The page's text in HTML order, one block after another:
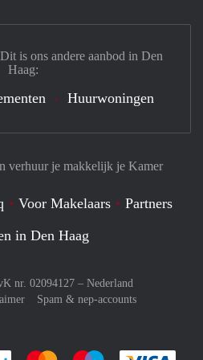
verhuur je makkelijk je Kamer
Voor Makelaars
Partners
in Den Haag
nr. 02094127 – Nederland
Spam & nep-accounts
is ons andere aanbod in Den
Haag:
Huurwoningen